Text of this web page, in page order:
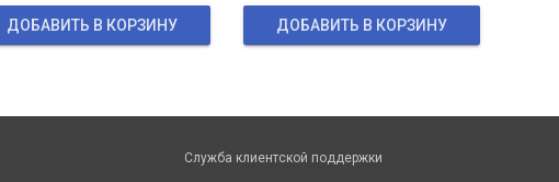
ДОБАВИТЬ В КОРЗИНУ ДОБАВИТЬ В КОРЗИНУ
Служба клиентской поддержки